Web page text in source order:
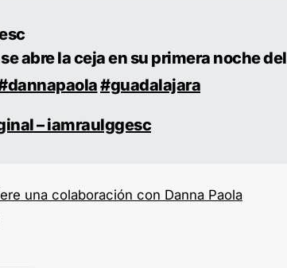
abre la ceja en su primera noche del
#guadalajara
– iamraulggesc
una colaboración con Danna Paola